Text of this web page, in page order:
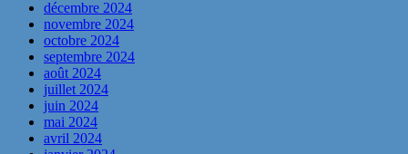
décembre 2024
novembre 2024
octobre 2024
septembre 2024
août 2024
juillet 2024
juin 2024
mai 2024
avril 2024